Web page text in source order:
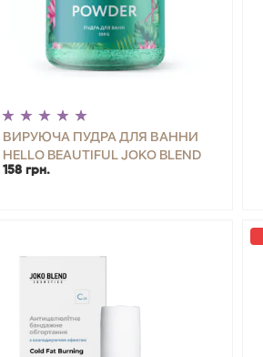
ВИРУЮЧА ПУДРА ДЛЯ ВАННИ
HELLO BEAUTIFUL JOKO BLEND
200 Г
158 грн.